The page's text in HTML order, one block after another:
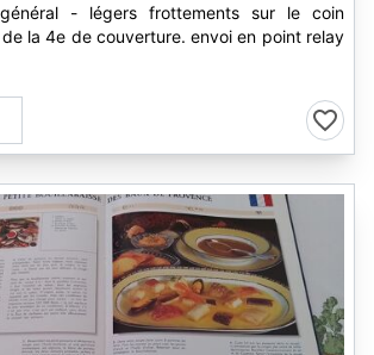
- légers frottements sur le coin
la 4e de couverture. envoi en point relay